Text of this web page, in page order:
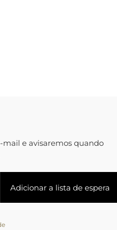
mail e avisaremos quando